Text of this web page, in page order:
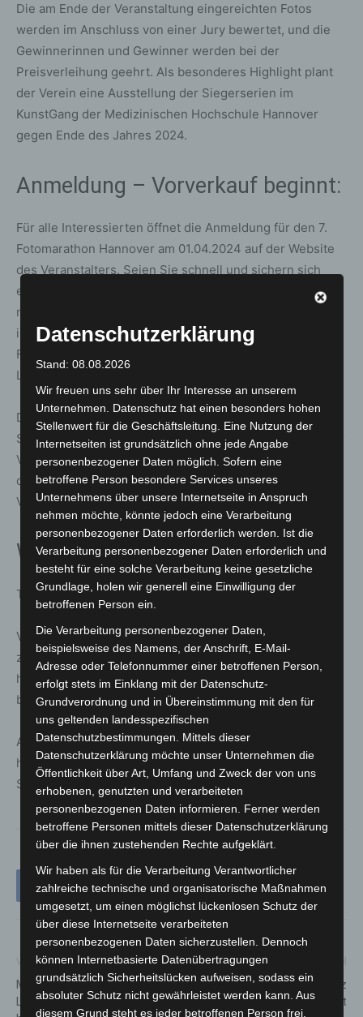
Die am Ende der Veranstaltung eingereichten Fotos
werden im Anschluss von einer Jury bewertet, und die
Gewinnerinnen und Gewinner werden bei der
Preisverleihung geehrt. Als besonderes Highlight plant
der Verein eine Ausstellung der Siegerserien im
KunstGang der Medizinischen Hochschule Hannover
gegen Ende des Jahres 2024.
Anmeldung – Vorverkauf beginnt:
Für alle Interessierten öffnet die Anmeldung für den 7.
Fotomarathon Hannover am 01.04.2024 auf der Website
des Veranstalters. Seien Sie schnell und sichern sich
einen Platz. Ohne Anmeldung ist leider eine Teilnahme
nicht möglich. Ob die Teilnehmenden bereits Erfahrung
in der Fotografie haben oder gerade erst anfangen, beim
Fotomarathon sind alle herzlich willkommen, ihre
Leidenschaft und ihr Talent zu präsentieren.
Die Teilnehme verspricht einen Tag voller Kreativität,
Spaß und Fotografie beim 7. Fotomarathon Hannover. Der
Verein „Fotografie & Kommunikation e.V“ freut sich auf
die Anmeldungen und auf eine beeindruckende
Veranstaltung am 14. September 2024.
Was – wann – wo?
Termin: 14.09.2024 10:00 bis 17:00 Uhr
Veranstaltungsort: Überall in Hannover, Startpunkt
zentral in Hannover, wird hier (https://fotomarathon-
hannover.de/fotomarathon-im-detail/) rechtzeitig
bekannt gegeben.
Anmeldung ist erforderlich. Tickets gibt es hier:
https://fotomarathon-hannover.de/anmeldung.
Schnellentschlossene sichern sich ein Earlybird-Ticket
Vorheriger Artikel
Mein Klimacoach in
Langenhagen – Zukunftsfähig
In der Nacht zum 31. März
2024 beginnt die Sommerzeit
Datenschutzerklärung
Stand: 08.08.2026
Wir freuen uns sehr über Ihr Interesse an unserem
Unternehmen. Datenschutz hat einen besonders hohen
Stellenwert für die Geschäftsleitung. Eine Nutzung der
Internetseiten ist grundsätzlich ohne jede Angabe
personenbezogener Daten möglich. Sofern eine
betroffene Person besondere Services unseres
Unternehmens über unsere Internetseite in Anspruch
nehmen möchte, könnte jedoch eine Verarbeitung
personenbezogener Daten erforderlich werden. Ist die
Verarbeitung personenbezogener Daten erforderlich und
besteht für eine solche Verarbeitung keine gesetzliche
Grundlage, holen wir generell eine Einwilligung der
betroffenen Person ein.
Die Verarbeitung personenbezogener Daten,
beispielsweise des Namens, der Anschrift, E-Mail-
Adresse oder Telefonnummer einer betroffenen Person,
erfolgt stets im Einklang mit der Datenschutz-
Grundverordnung und in Übereinstimmung mit den für
uns geltenden landesspezifischen
Datenschutzbestimmungen. Mittels dieser
Datenschutzerklärung möchte unser Unternehmen die
Öffentlichkeit über Art, Umfang und Zweck der von uns
erhobenen, genutzten und verarbeiteten
personenbezogenen Daten informieren. Ferner werden
betroffene Personen mittels dieser Datenschutzerklärung
über die ihnen zustehenden Rechte aufgeklärt.
Wir haben als für die Verarbeitung Verantwortlicher
zahlreiche technische und organisatorische Maßnahmen
umgesetzt, um einen möglichst lückenlosen Schutz der
über diese Internetseite verarbeiteten
personenbezogenen Daten sicherzustellen. Dennoch
können Internetbasierte Datenübertragungen
grundsätzlich Sicherheitslücken aufweisen, sodass ein
absoluter Schutz nicht gewährleistet werden kann. Aus
diesem Grund steht es jeder betroffenen Person frei,